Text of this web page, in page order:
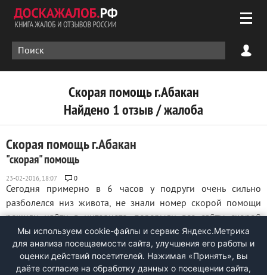
Скорая помощь г.Абакан
Найдено 1 отзыв / жалоба
Скорая помощь г.Абакан
"скорая" помощь
0
Сегодня примерно в 6 часов у подруги очень сильно
разболелся низ живота, не знали номер скорой помощи
решили найти в интернете. перерыли все сайты скорой
помощи в абакане, позвонили по всем номерам, НИ ОДИН
ИЗ НИХ НЕ РАБОТАЕТ!!! друзья подсказали совсем другой
номер, позвонили по нему, а они ...
Мы используем cookie-файлы и сервис Яндекс.Метрика
для анализа посещаемости сайта, улучшения его работы и
оценки действий посетителей. Нажимая «Принять», вы
даёте согласие на обработку данных о посещении сайта,